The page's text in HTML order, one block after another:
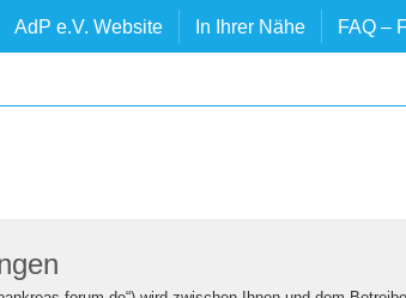
AdP e.V. Website In Ihrer Nähe FAQ –